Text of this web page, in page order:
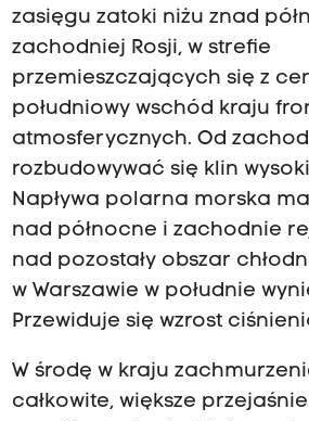
zasięgu zatoki niżu znad
zachodniej Rosji, w strefie
przemieszczających się z
południowy wschód kraju
atmosferycznych. Od
rozbudowywać się klin
Napływa polarna morska
nad północne i zachodnie
nad pozostały obszar
w Warszawie w południe
Przewiduje się wzrost
W środę w kraju
całkowite, większe